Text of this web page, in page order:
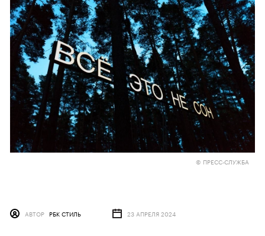
© ПРЕСС-СЛУЖБА
АВТОР РБК СТИЛЬ 23 АПРЕЛЯ 2024